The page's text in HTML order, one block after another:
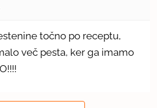
točno po receptu,
več pesta, ker ga imamo